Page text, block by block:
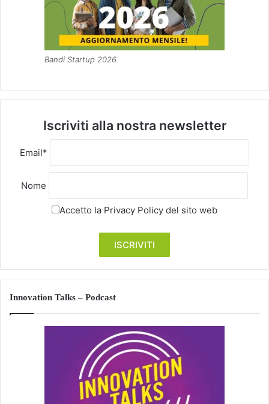
Bandi Startup 2026
Iscriviti alla nostra newsletter
Email*
Nome
Accetto la Privacy Policy del sito web
Innovation Talks – Podcast